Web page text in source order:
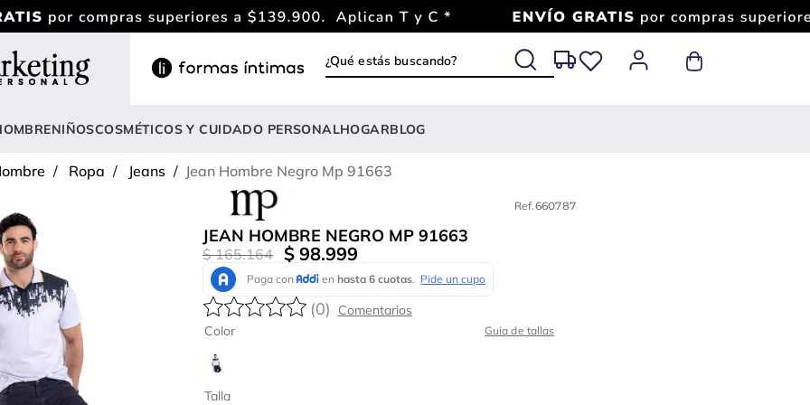
¿Qué estás buscando?
NIÑOSCOSMÉTICOS Y CUIDADO PERSONALHOGARBLOG
Ropa Jeans Jean Hombre Negro Mp 91663
Ref.660787
JEAN HOMBRE NEGRO MP 91663
$ 165.164 $ 98.999
(0)
Talla
Color Guia de tallas
mujer